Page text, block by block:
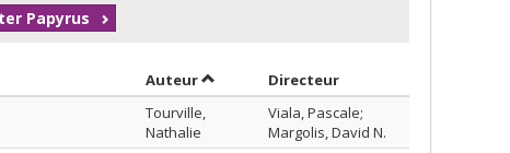
Papyrus
AuteurTrier par auteur en ordre décroissant
Directeur
Tourville,
Nathalie
Viala, Pascale;
Margolis, David N.